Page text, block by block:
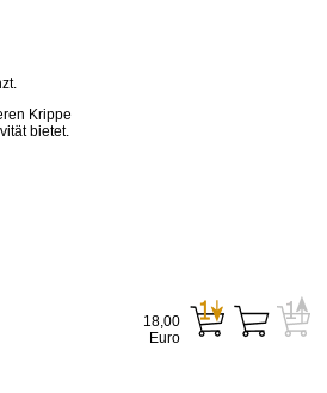
Krippe
bietet.
18,00
Euro